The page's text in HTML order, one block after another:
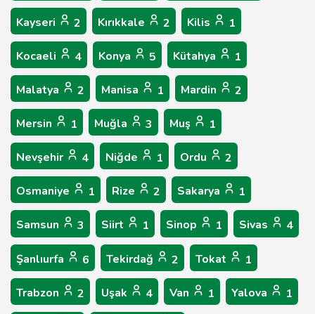
Kayseri 2 Kırıkkale 2 Kilis 1
Kocaeli 4 Konya 5 Kütahya 1
Malatya 2 Manisa 1 Mardin 2
Mersin 1 Muğla 3 Muş 1
Nevşehir 4 Niğde 1 Ordu 2
Osmaniye 1 Rize 2 Sakarya 1
Samsun 3 Siirt 1 Sinop 1 Sivas 4
Şanlıurfa 6 Tekirdağ 2 Tokat 1
Trabzon 2 Uşak 4 Van 1 Yalova 1